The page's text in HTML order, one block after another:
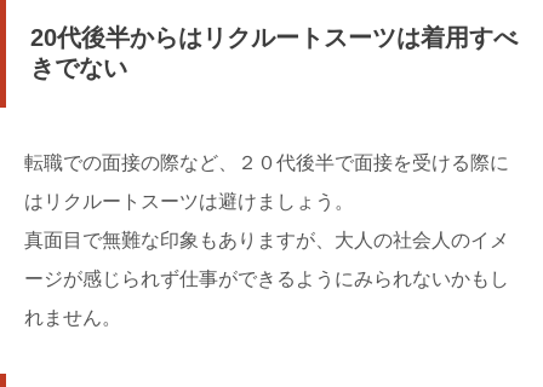
20代後半からはリクルートスーツは着用すべ
きでない
転職での面接の際など、２０代後半で面接を受ける際に
はリクルートスーツは避けましょう。
真面目で無難な印象もありますが、大人の社会人のイメ
ージが感じられず仕事ができるようにみられないかもし
れません。